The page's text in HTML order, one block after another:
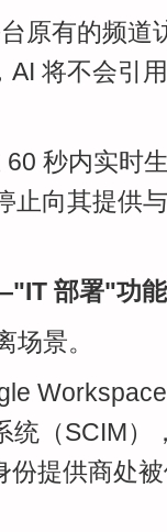
原有的频道
AI 将不会引
60 秒内实时
止向其提供
部署"功能
景。
统（SCIM
份提供商处